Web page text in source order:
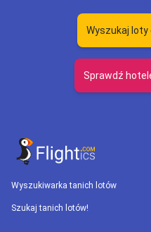
Wyszukaj loty
Sprawdź
Wyszukiwarka tanich lotów
Szukaj tanich lotów!